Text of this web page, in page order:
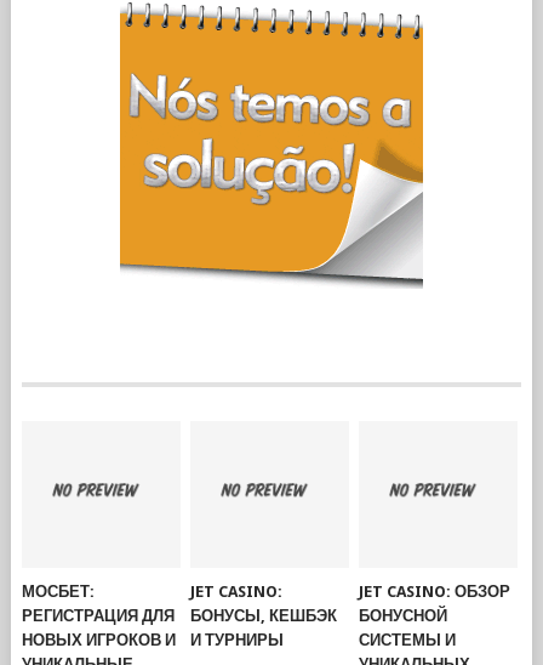
МОСБЕТ:
РЕГИСТРАЦИЯ ДЛЯ
НОВЫХ ИГРОКОВ И
JET CASINO:
БОНУСЫ, КЕШБЭК
И ТУРНИРЫ
JET CASINO: ОБЗОР
БОНУСНОЙ
СИСТЕМЫ И